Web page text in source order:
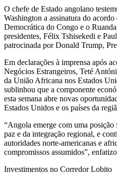
O chefe de Estado angolano
Washington a assinatura do
Democrática do Congo e o
presidentes, Félix Tshisekedi e
patrocinada por Donald Trump,
Em declarações à imprensa após
Negócios Estrangeiros, Teté
da União Africana nos Estados
sublinhou que a componente
esta semana abre novas
Estados Unidos e os países da
“Angola emerge com uma
paz e da integração regional, e
autoridades norte-americanas e
compromissos assumidos”,
Investimentos no Corredor Lobito